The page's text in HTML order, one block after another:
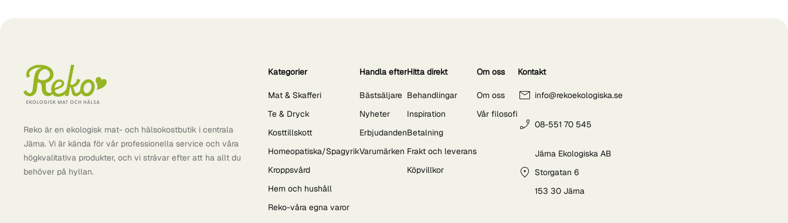
Reko är en ekologisk mat- och hälsokostbutik i centrala
Järna. Vi är kända för vår professionella service och våra
högkvalitativa produkter, och vi strävar efter att ha allt du
behöver på hyllan.
Kategorier
Mat & Skafferi
Te & Dryck
Kosttillskott
Homeopatiska/Spagyrik
Kroppsvård
Hem och hushåll
Reko-våra egna varor
Handla efter
Bästsäljare
Nyheter
Erbjudanden
Varumärken
Hitta direkt
Behandlingar
Inspiration
Betalning
Frakt och leverans
Köpvillkor
Om oss
Om oss
Vår filosofi
Kontakt
info@rekoekologiska.se
08-551 70 545
Järna Ekologiska AB
Storgatan 6
153 30 Järna